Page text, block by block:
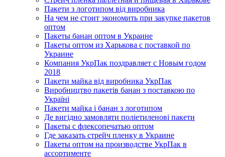
Пакети з логотипом від виробника
На чем не стоит экономить при закупке пакетов
оптом
Пакеты банан оптом в Украине
Пакеты оптом из Харькова с поставкой по
Украине
Компания УкрПак поздравляет с Новым годом
2018
Пакети майка від виробника УкрПак
Виробництво пакетів банан з поставкою по
Україні
Пакети майка і банан з логотипом
Де вигідно замовляти поліетиленові пакети
Пакеты с флексопечатью оптом
Где заказать стрейч пленку в Украине
Пакеты оптом на производстве УкрПак в
ассортименте